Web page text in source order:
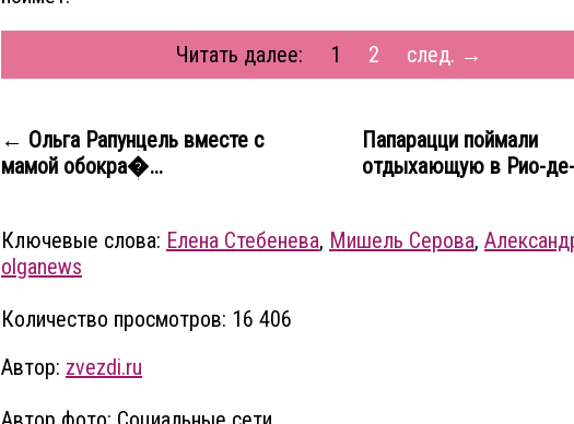
Читать далее: 1 2 след. →
← Ольга Рапунцель вместе с
мамой обокра�...
Папарацци поймали
отдыхающую в Рио-
Ключевые слова: Елена Стебенева, Мишель Серова,
olganews
Количество просмотров: 16 406
Автор: zvezdi.ru